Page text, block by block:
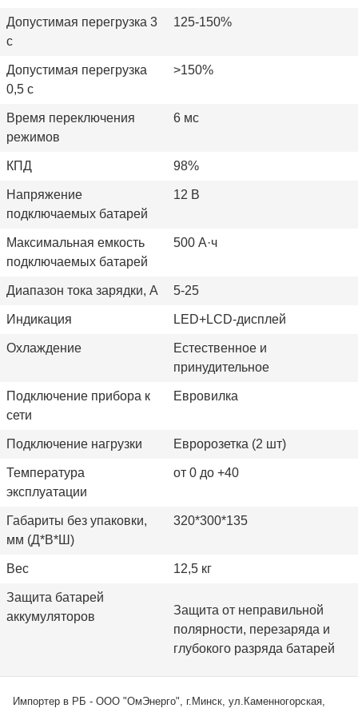
Допустимая перегрузка 3
с
125-150%
Допустимая перегрузка
0,5 с
>150%
Время переключения
режимов
6 мс
КПД 98%
Напряжение
подключаемых батарей
12 В
Максимальная емкость
подключаемых батарей
500 А·ч
Диапазон тока зарядки, А 5-25
Индикация LED+LCD-дисплей
Охлаждение
Естественное и
принудительное
Подключение прибора к
сети
Евровилка
Подключение нагрузки Евророзетка (2 шт)
Температура
эксплуатации
от 0 до +40
Габариты без упаковки,
мм (Д*В*Ш)
320*300*135
Вес 12,5 кг
Защита батарей
аккумуляторов
Защита от неправильной
полярности, перезаряда и
глубокого разряда батарей
Импортер в РБ - ООО "ОмЭнерго", г.Минск, ул.Каменногорская,